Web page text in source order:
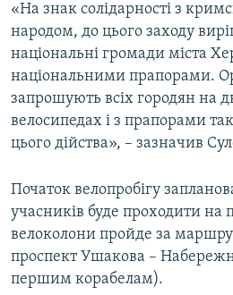
«На знак солідарності з
народом, до цього заходу
національні громади міста
національними прапорами.
запрошують всіх городян на
велосипедах і з прапорами
цього дійства», – зазначив
Початок велопробігу
учасників буде проходити на
велоколони пройде за
проспект Ушакова –
першим корабелам).